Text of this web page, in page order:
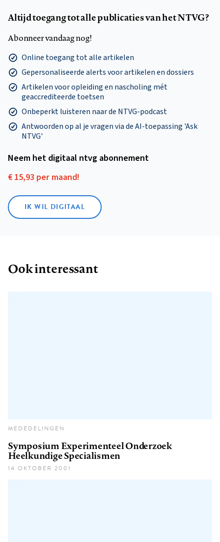
Altijd toegang tot alle publicaties van het NTVG?
Abonneer vandaag nog!
Online toegang tot alle artikelen
Gepersonaliseerde alerts voor artikelen en dossiers
Artikelen voor opleiding en nascholing mét
geaccrediteerde toetsen
Onbeperkt luisteren naar de NTVG-podcast
Antwoorden op al je vragen via de AI-toepassing 'Ask
NTVG'
Neem het digitaal ntvg abonnement
€ 15,93 per maand!
IK WIL DIGITAAL
Ook interessant
MEDEDELINGEN
Symposium Experimenteel Onderzoek
Heelkundige Specialismen
14 OKTOBER 2001